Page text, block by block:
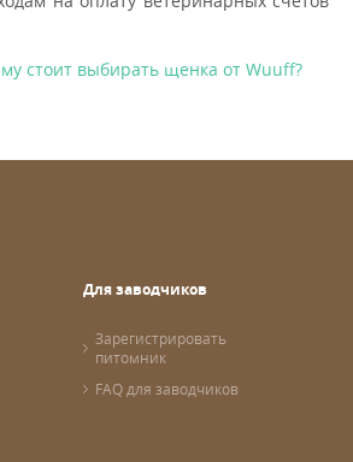
стоит выбирать щенка от Wuuff?
Для заводчиков
Зарегистрировать
питомник
FAQ для заводчиков